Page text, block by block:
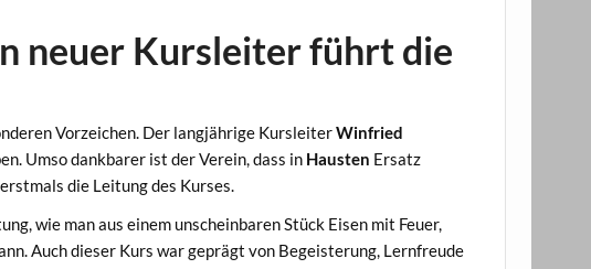
neuer Kursleiter führt die
Vorzeichen. Der langjährige KursleiterWinfried
Umso dankbarer ist der Verein, dass in Hausten Ersatz
die Leitung des Kurses.
wie man aus einem unscheinbaren Stück Eisen mit Feuer,
Auch dieser Kurs war geprägt von Begeisterung, Lernfreude